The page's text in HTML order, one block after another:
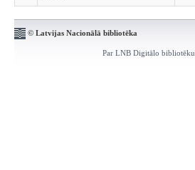
© Latvijas Nacionālā bibliotēka
Par LNB Digitālo bibliotēku